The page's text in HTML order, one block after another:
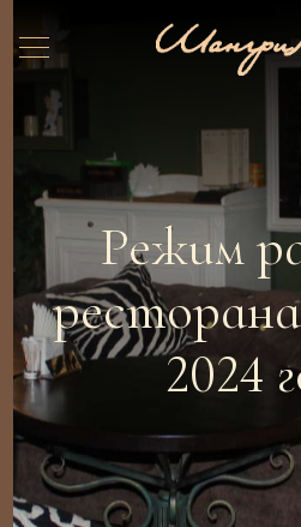
Режим
2024